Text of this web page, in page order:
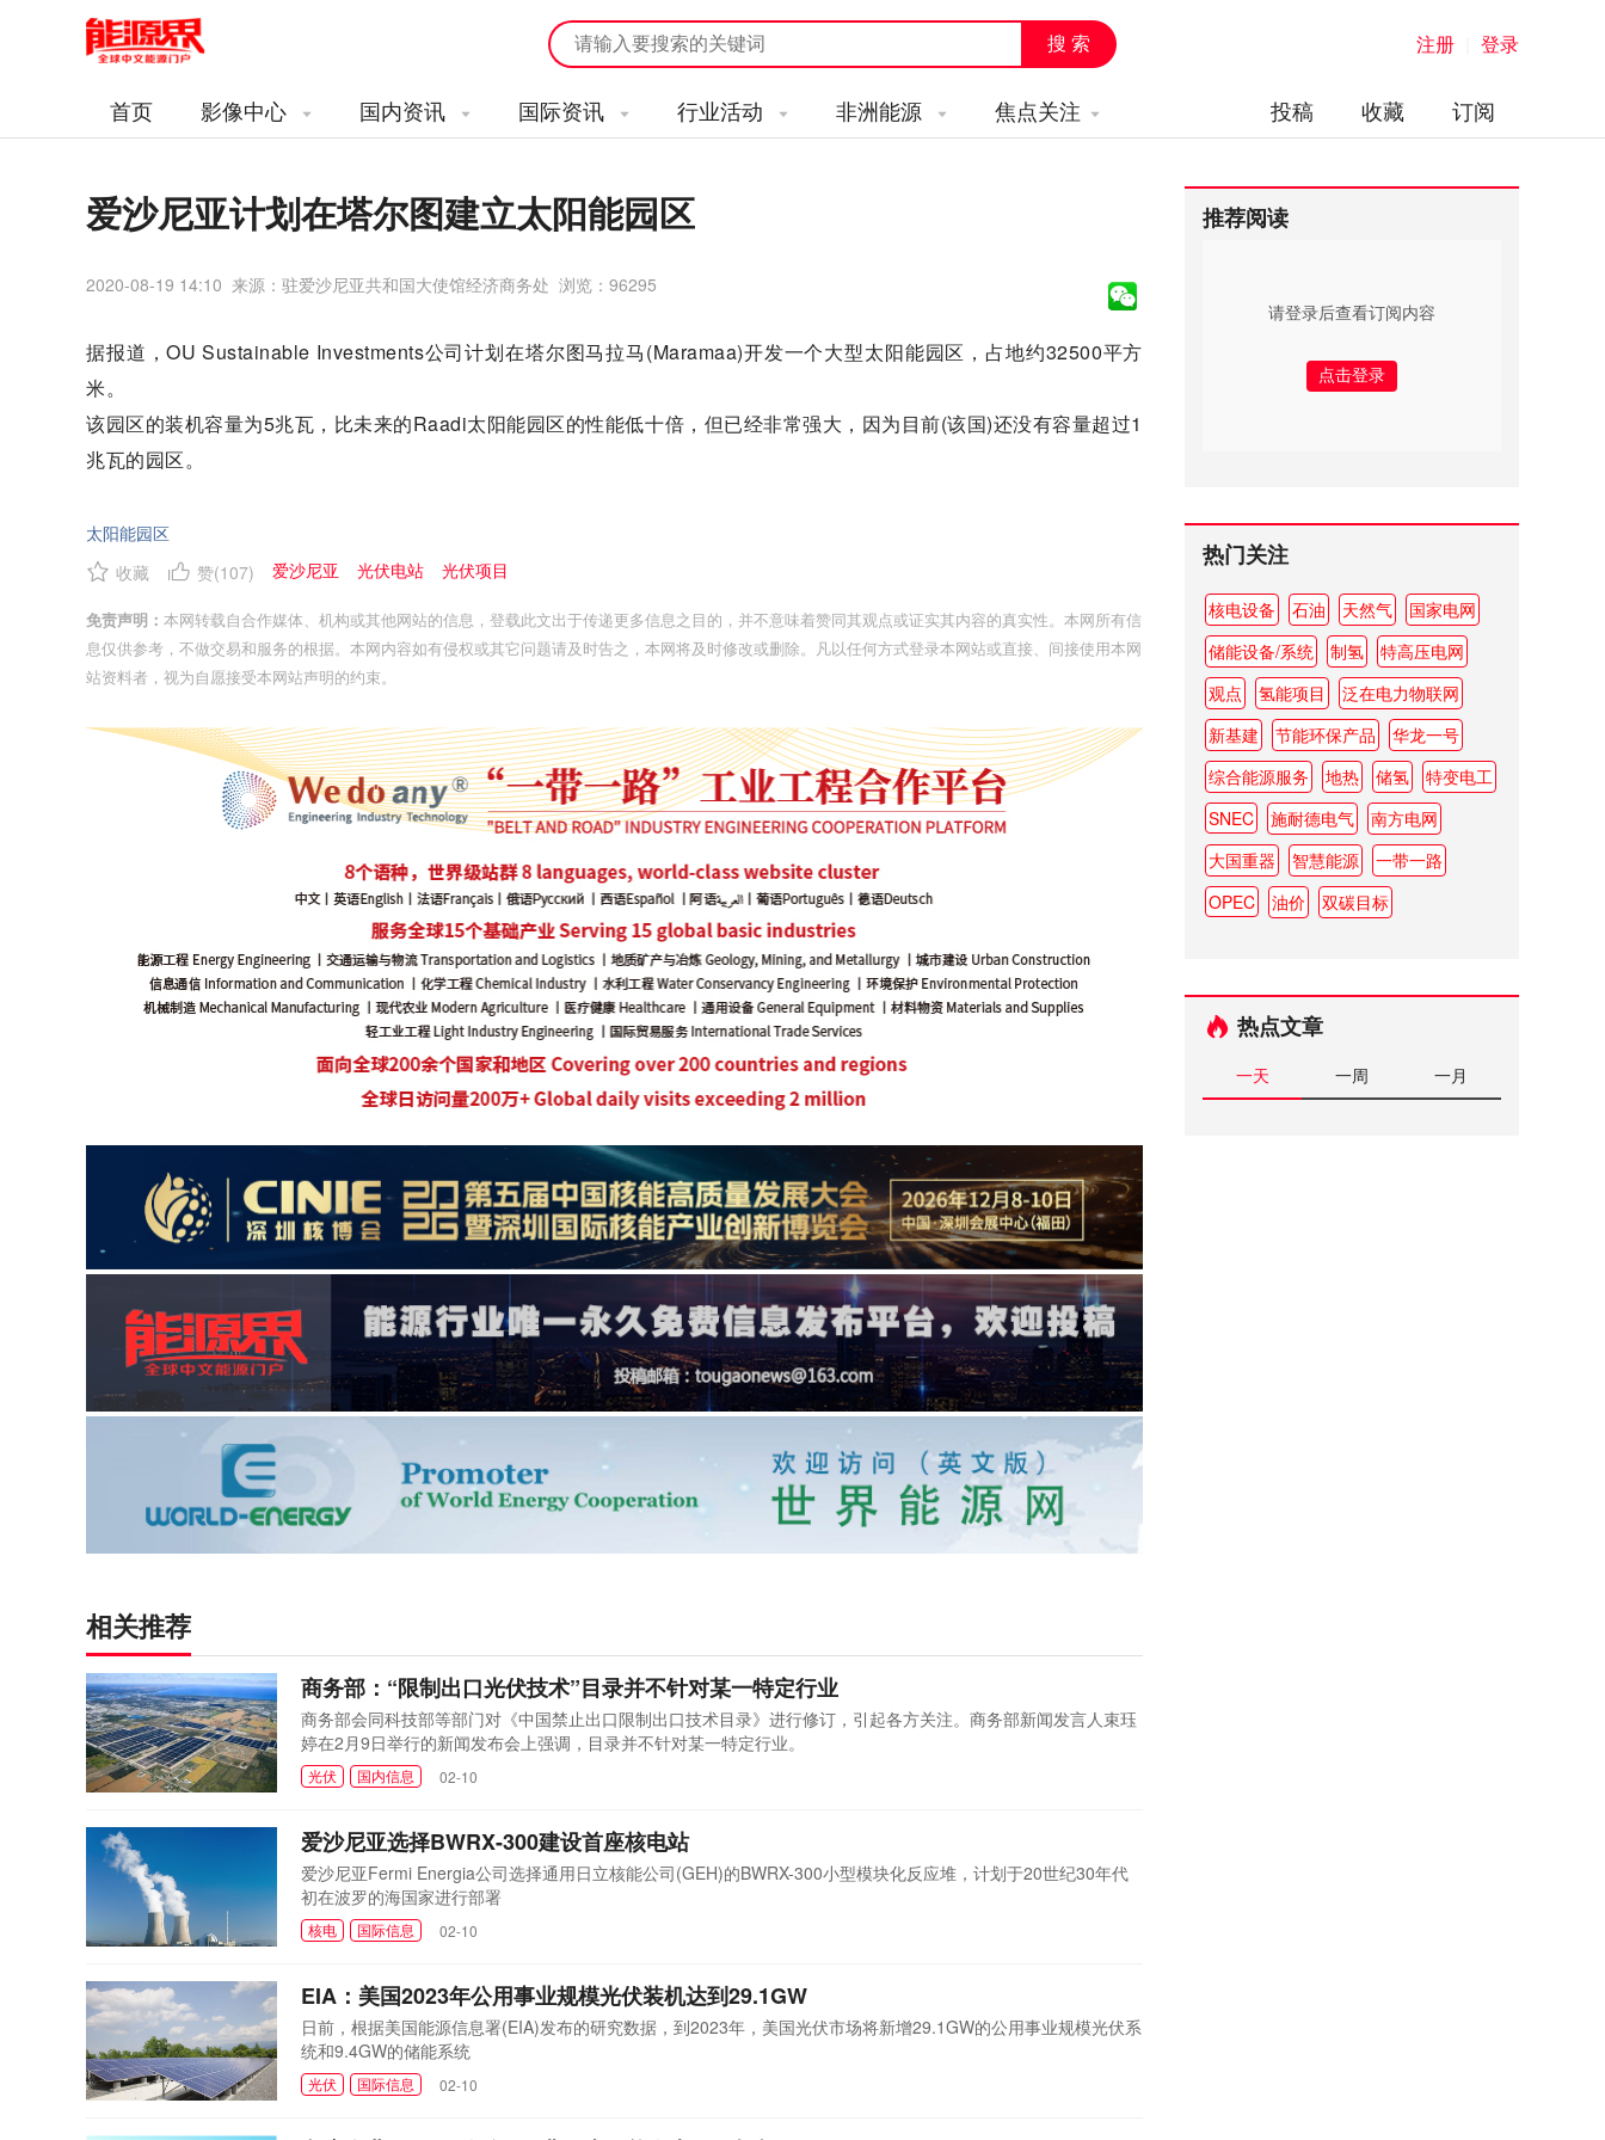
注册 登录
首页 影像中心 国内资讯 国际资讯 行业活动 非洲能源 焦点关注 订阅
收藏
投稿
爱沙尼亚计划在塔尔图建立太阳能园区
2020-08-19 14:10 来源：驻爱沙尼亚共和国大使馆经济商务处 浏览： 96295
据报道，OU Sustainable Investments公司计划在塔尔图马拉马(Maramaa)开发一个大型太阳能园区，占地约32500平方
米。
该园区的装机容量为5兆瓦，比未来的Raadi太阳能园区的性能低十倍，但已经非常强大，因为目前(该国)还没有容量超过1
兆瓦的园区。
太阳能园区
收藏
赞(107) 爱沙尼亚 光伏电站 光伏项目
免责声明： 本网转载自合作媒体、机构或其他网站的信息，登载此文出于传递更多信息之目的，并不意味着赞同其观点或证实其内容的真实性。本网所有信
息仅供参考，不做交易和服务的根据。本网内容如有侵权或其它问题请及时告之，本网将及时修改或删除。凡以任何方式登录本网站或直接、间接使用本网
站资料者，视为自愿接受本网站声明的约束。
相关推荐
商务部：“限制出口光伏技术”目录并不针对某一特定行业
商务部会同科技部等部门对《中国禁止出口限制出口技术目录》进行修订，引起各方关注。商务部新闻发言人束珏
婷在2月9日举行的新闻发布会上强调，目录并不针对某一特定行业。
光伏 国内信息 02-10
爱沙尼亚选择BWRX-300建设首座核电站
爱沙尼亚Fermi Energia公司选择通用日立核能公司(GEH)的BWRX-300小型模块化反应堆，计划于20世纪30年代
初在波罗的海国家进行部署
核电 国际信息 02-10
EIA：美国2023年公用事业规模光伏装机达到29.1GW
日前，根据美国能源信息署(EIA)发布的研究数据，到2023年，美国光伏市场将新增29.1GW的公用事业规模光伏系
统和9.4GW的储能系统
光伏 国际信息 02-10
推荐阅读
请登录后查看订阅内容
热门关注
核电设备 石油 天然气
国家电网
储能设备/系统
制氢
特高压电网
观点
氢能项目
泛在电力物联网
新基建
节能环保产品
华龙一号
综合能源服务
地热 储氢
特变电工
SNEC
施耐德电气
南方电网
大国重器
智慧能源
一带一路
OPEC
油价 双碳目标
热点文章
一天 一周 一月